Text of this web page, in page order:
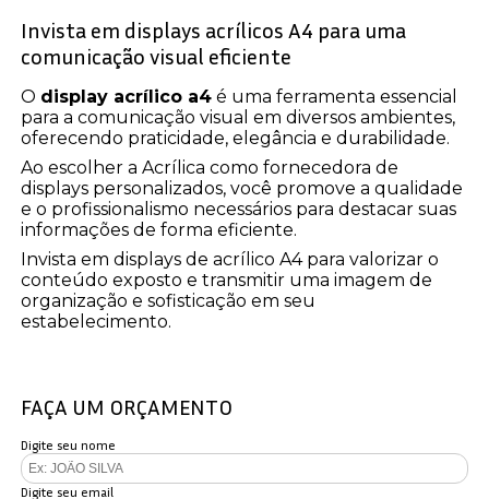
Invista em displays acrílicos A4 para uma
comunicação visual eficiente
O display acrílico a4 é uma ferramenta essencial
para a comunicação visual em diversos ambientes,
oferecendo praticidade, elegância e durabilidade.
Ao escolher a Acrílica como fornecedora de
displays personalizados, você promove a qualidade
e o profissionalismo necessários para destacar suas
informações de forma eficiente.
Invista em displays de acrílico A4 para valorizar o
conteúdo exposto e transmitir uma imagem de
organização e sofisticação em seu
estabelecimento.
FAÇA UM ORÇAMENTO
Digite seu nome
Digite seu email